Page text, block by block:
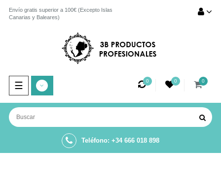
Envío gratis superior a 100€ (Excepto Islas
Canarias y Baleares)
Navegación
de
palanca
☰ 0 0 0
Teléfono: +34 666 018 898